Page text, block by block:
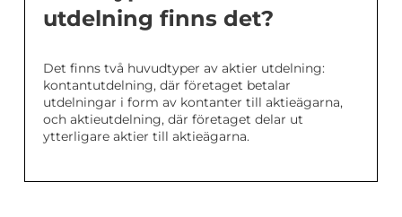
utdelning finns det?
Det finns två huvudtyper av aktier utdelning:
kontantutdelning, där företaget betalar
utdelningar i form av kontanter till aktieägarna,
och aktieutdelning, där företaget delar ut
ytterligare aktier till aktieägarna.